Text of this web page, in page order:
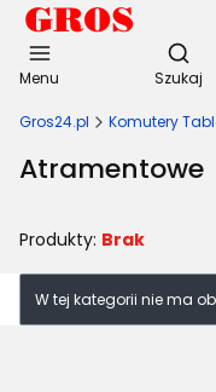
Menu Szukaj
Gros24.pl Komutery
Atramentowe
Produkty: Brak
Lista produktów
W tej kategorii nie ma